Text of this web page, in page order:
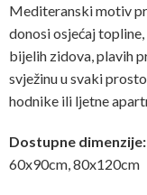
Mediteranski motiv
donosi osjećaj
bijelih zidova, plavih
svježinu u svaki
hodnike ili ljetne
Dostupne dimenzije:
60x90cm, 80x120cm